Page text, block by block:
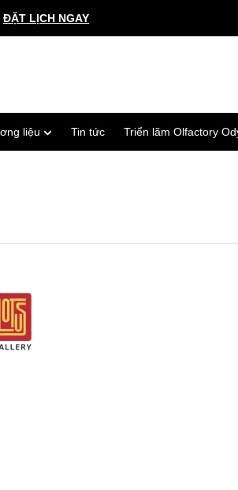
ĐẶT LỊCH NGAY
liệu Tin tức Triển lãm Olfactory